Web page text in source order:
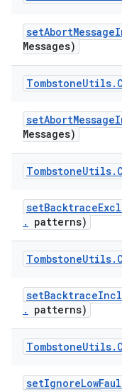
setAbortMessage
Messages)
TombstoneUtils.
setAbortMessage
Messages)
TombstoneUtils.
setBacktrace
.
patterns)
TombstoneUtils.
setBacktrace
.
patterns)
TombstoneUtils.
setIgnoreLow